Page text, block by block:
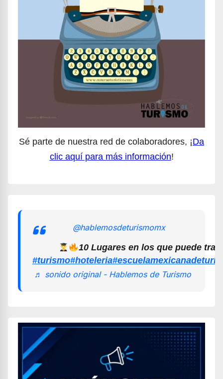
Sé parte de nuestra red de colaboradores, ¡Da
clic aquí para más información!
@hablemosdeturismomx
10 Lugares en los que puede
#turismo#hoteleria
♬ sonido original - Hablemos de Turismo